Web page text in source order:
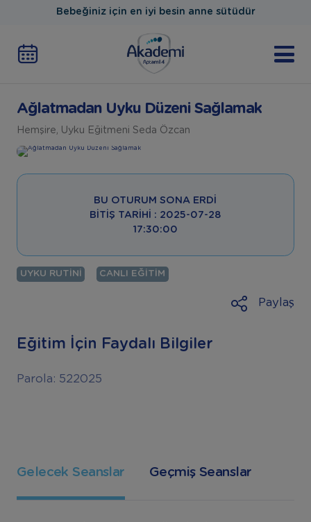
Bebeğiniz için en iyi besin anne sütüdür
Ağlatmadan Uyku Düzeni Sağlamak
Hemşire, Uyku Eğitmeni Seda Özcan
BU OTURUM SONA ERDI
BITIŞ TARIHI : 2025-07-28
17:30:00
UYKU RUTINI CANLI EĞITIM
Paylaş
Eğitim İçin Faydalı Bilgiler
Parola: 522025
Gelecek Seanslar Geçmiş Seanslar